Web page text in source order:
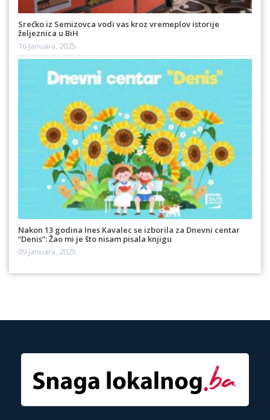
Srećko iz Semizovca vodi vas kroz vremeplov istorije
željeznica u BiH
16 Januara, 2025
Nakon 13 godina Ines Kavalec se izborila za Dnevni centar
“Denis”: Žao mi je što nisam pisala knjigu
09 Januara, 2025